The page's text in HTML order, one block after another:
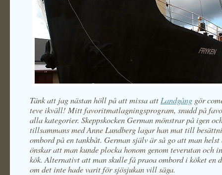
Tänk att jag nästan höll på att missa att Landgång gör
teve ikväll! Mitt favoritmatlagningsprogram, snudd på
alla kategorier. Skeppskocken German mönstrar på igen
tillsammans med Anne Lundberg lagar han mat till
ombord på en tankbåt. German själv är så go att man
önskar att man kunde plocka honom genom teverutan och
kök. Alternativt att man skulle få praoa ombord i köket en
om det inte hade varit för sjösjukan vill säga.